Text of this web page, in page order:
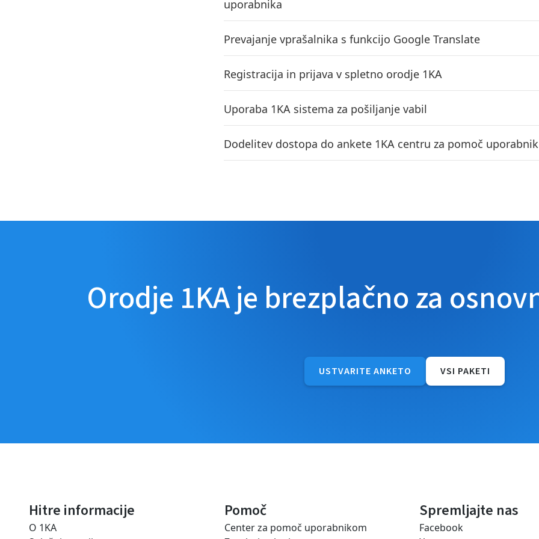
uporabnika
Prevajanje vprašalnika s funkcijo Google Translate
Registracija in prijava v spletno orodje 1KA
Uporaba 1KA sistema za pošiljanje vabil
Dodelitev dostopa do ankete 1KA centru za pomoč
Orodje 1KA je brezplačno za
USTVARITE ANKETO VSI PAKETI
Hitre informacije
O 1KA
Pomoč
Center za pomoč uporabnikom
Spremljajte nas
Facebook